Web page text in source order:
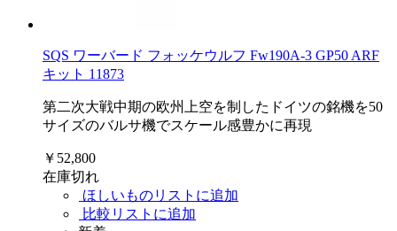
SQS ワーバード フォッケウルフ Fw190A-3 GP50 ARF
キット 11873
第二次大戦中期の欧州上空を制したドイツの銘機を50
サイズのバルサ機でスケール感豊かに再現
￥52,800
在庫切れ
ほしいものリストに追加
比較リストに追加